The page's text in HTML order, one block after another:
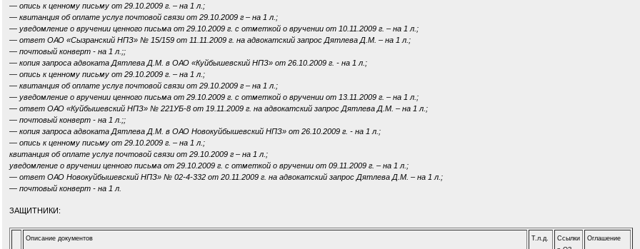
— опись к ценному письму от 29.10.2009 г. – на 1 л.;
— квитанция об оплате услуг почтовой связи от 29.10.2009 г – на 1 л.;
— уведомление о вручении ценного письма от 29.10.2009 г. с отметкой о вручении от 10.11.2009 г. – на 1 л.;
— ответ ОАО «Сызранский НПЗ» № 15/159 от 11.11.2009 г. на адвокатский запрос Дятлева Д.М. – на 1 л.;
— почтовый конверт - на 1 л.;;
— копия запроса адвоката Дятлева Д.М. в ОАО «Куйбышевский НПЗ» от 26.10.2009 г. - на 1 л.;
— опись к ценному письму от 29.10.2009 г. – на 1 л.;
— квитанция об оплате услуг почтовой связи от 29.10.2009 г – на 1 л.;
— уведомление о вручении ценного письма от 29.10.2009 г. с отметкой о вручении от 13.11.2009 г. – на 1 л.;
— ответ ОАО «Куйбышевский НПЗ» № 221УБ-8 от 19.11.2009 г. на адвокатский запрос Дятлева Д.М. – на 1 л.;
— почтовый конверт - на 1 л.;;
— копия запроса адвоката Дятлева Д.М. в ОАО Новокуйбышевский НПЗ» от 26.10.2009 г. - на 1 л.;
— опись к ценному письму от 29.10.2009 г. – на 1 л.;
квитанция об оплате услуг почтовой связи от 29.10.2009 г – на 1 л.;
уведомление о вручении ценного письма от 29.10.2009 г. с отметкой о вручении от 09.11.2009 г. – на 1 л.;
— ответ ОАО Новокуйбышевский НПЗ» № 02-4-332 от 20.11.2009 г. на адвокатский запрос Дятлева Д.М. – на 1 л.;
— почтовый конверт - на 1 л.
ЗАЩИТНИКИ:
Описание документов Т.л.д.
Ссылки
Оглашение